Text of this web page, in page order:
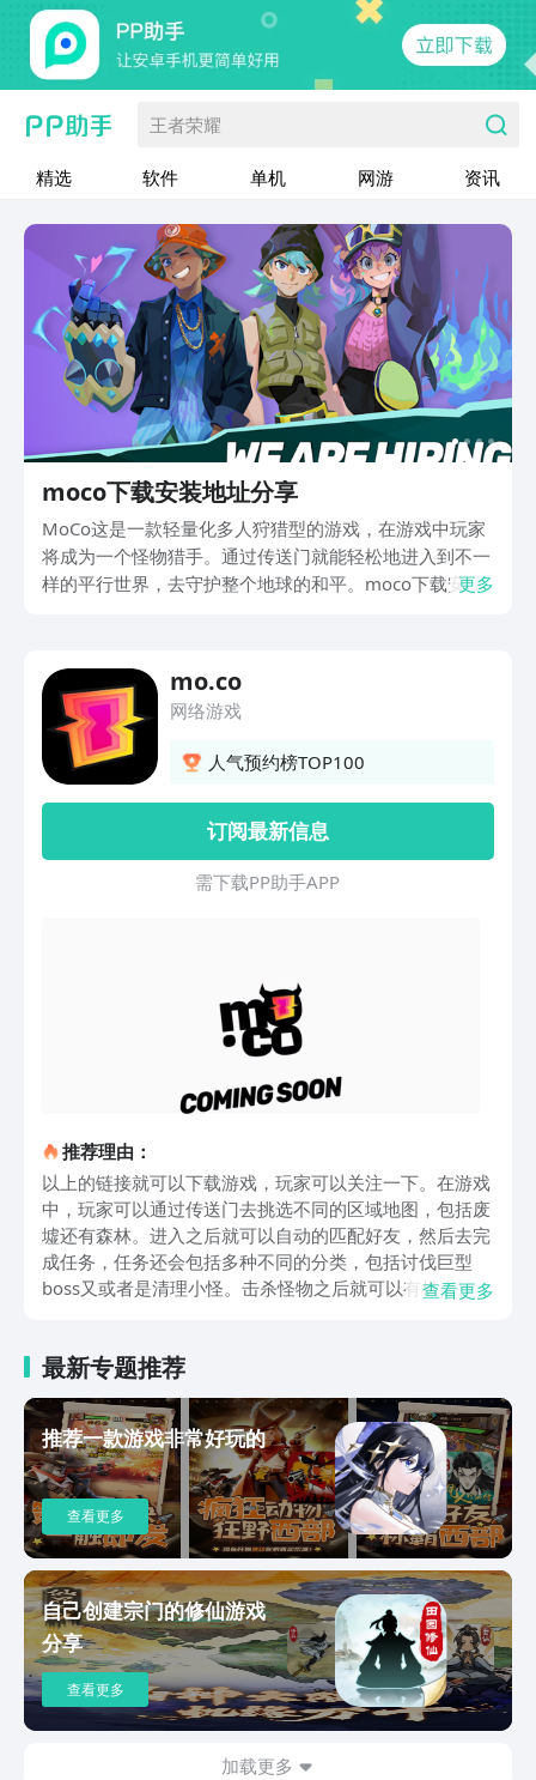
王者荣耀
精选 软件 单机 网游 资讯
moco下载安装地址分享
MoCo这是一款轻量化多人狩猎型的游戏，在游戏中玩家
将成为一个怪物猎手。通过传送门就能轻松地进入到不一
样的平行世界，去守护整个地球的和平。moco下载安装
更多
mo.co
网络游戏
人气预约榜TOP100
订阅最新信息
需 下 载 P P 助 手 A P P
推荐理由：
以上的链接就可以下载游戏，玩家可以关注一下。在游戏
中，玩家可以通过传送门去挑选不同的区域地图，包括废
墟还有森林。进入之后就可以自动的匹配好友，然后去完
成任务，任务还会包括多种不同的分类，包括讨伐巨型
boss又或者是清理小怪。击杀怪物之后就可以有机会掉落
本boss战斗中，玩家需要合理的走位，例如分摊伤害，还
有打断蓄力。机制的复杂度并不是很高，一般在5分钟内
就能顺利的通关，玩家完全可以利用碎片化的时间去体验
游戏。游戏所采用的是无付费变强的原则，虽然会有外观
道具出售，但并不会影响到整个游戏的公平性，让玩家在
体验游戏时感觉到更有趣。美术的风格会融入卡通元素，
还有潮流元素。角色的设计还会特别选择一些比较夸张的
服饰，然后去搭配一些机械感装备。场景会通过高饱和度
的色彩具有效构建奇幻的生态环境，例如这里有废弃的都
市，还会有数码峡谷等等。时装系统方面还会拥有数百种
不一样的外观，可以混搭在一起，看上去是非常有个性。
在地图中所有的玩家都可以直接组建成队伍一起组队操
作。以上是为大家分享的就是moco下载安装地址。喜欢
这款游戏的朋友就别错过上面推荐的链接，进入到后期玩
家也可以去挑战4人副本。4人副本的难度会比较高，玩家
需要懂得分工配合。例如可以让治疗辅助续航，让坦克去
查看更多
最新专题推荐
推荐一款游戏非常好玩的
查看更多
自己创建宗门的修仙游戏
分享
查看更多
加载更多